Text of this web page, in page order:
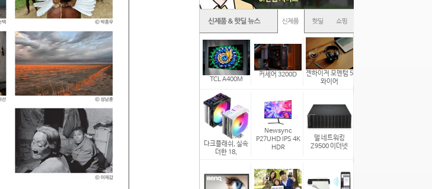
TCL A400M
커세어 3200D
젠하이저 모멘텀 5
와이어
다크플래쉬, 실속
더한 18,
Newsync
P27UHD IPS 4K
HDR
델 네트워킹
Z9500 이더넷